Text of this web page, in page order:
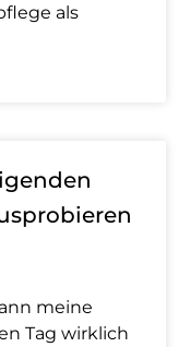
als
meine
Tag wirklich